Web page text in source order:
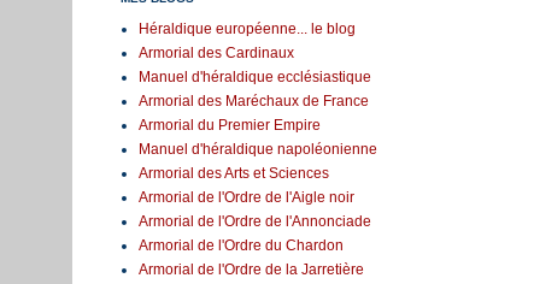
Héraldique européenne... le blog
Armorial des Cardinaux
Manuel d'héraldique ecclésiastique
Armorial des Maréchaux de France
Armorial du Premier Empire
Manuel d'héraldique napoléonienne
Armorial des Arts et Sciences
Armorial de l'Ordre de l'Aigle noir
Armorial de l'Ordre de l'Annonciade
Armorial de l'Ordre du Chardon
Armorial de l'Ordre de la Jarretière